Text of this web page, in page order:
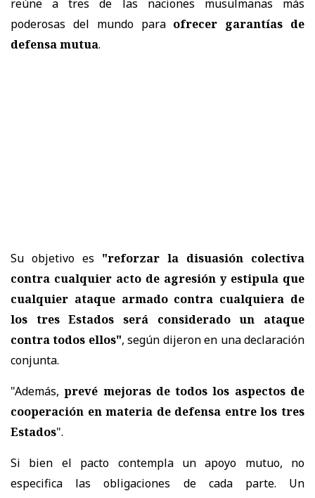
reúne a tres de las naciones musulmanas más
poderosas del mundo para ofrecer garantías de
defensa mutua.
Su objetivo es "reforzar la disuasión colectiva
contra cualquier acto de agresión y estipula que
cualquier ataque armado contra cualquiera de
los tres Estados será considerado un ataque
contra todos ellos", según dijeron en una declaración
conjunta.
"Además,prevé mejoras de todos los aspectos de
cooperación en materia de defensa entre los tres
Estados".
Si bien el pacto contempla un apoyo mutuo, no
especifica las obligaciones de cada parte. Un